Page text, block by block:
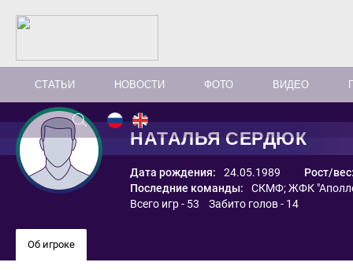
СТАТЬИ НОВОСТИ ФОТО ВИДЕО
НАТАЛЬЯ СЕРДЮК
Дата рождения: 24.05.1989
Рост/
Последние команды:
СКМФ;ЖФК
Всего игр - 53 Забито голов - 14
Об игроке